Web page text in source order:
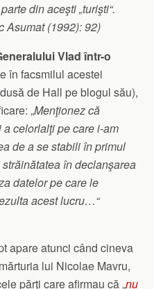
din aceşti „turişti“.
Asumat(1992): 92)
Vlad într-o
în facsmilul acestei
de Hall pe blogul său),
„Menţionez că
celorlalţi pe care i-am
de a se stabili în primul
în declanşarea
datelor pe care le
acest lucru…“
apare atunci când cineva
lui Nicolae Mavru,
părţi care afirmau că „nu